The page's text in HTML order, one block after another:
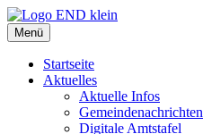
Zum
Inhalt
springen
Menü
Startseite
Aktuelles
Aktuelle Infos
Gemeindenachrichten
Digitale Amtstafel